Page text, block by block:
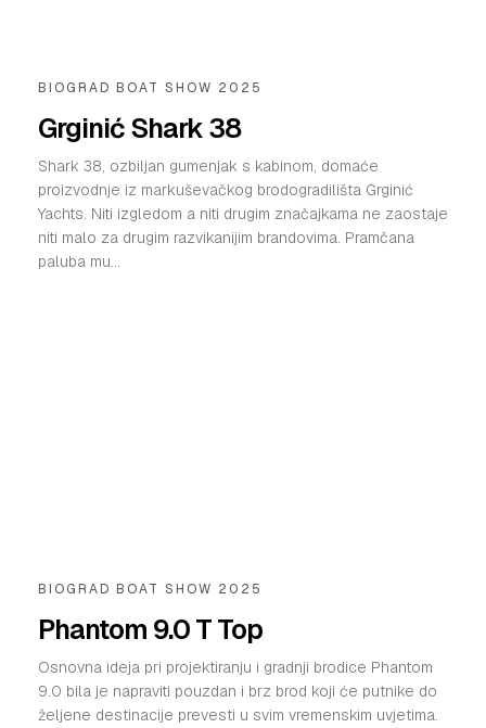
BIOGRAD BOAT SHOW 2025
Grginić Shark 38
Shark 38, ozbiljan gumenjak s kabinom, domaće
proizvodnje iz markuševačkog brodogradilišta Grginić
Yachts. Niti izgledom a niti drugim značajkama ne zaostaje
niti malo za drugim razvikanijim brandovima. Pramčana
paluba mu...
BIOGRAD BOAT SHOW 2025
Phantom 9.0 T Top
Osnovna ideja pri projektiranju i gradnji brodice Phantom
9.0 bila je napraviti pouzdan i brz brod koji će putnike do
željene destinacije prevesti u svim vremenskim uvjetima.